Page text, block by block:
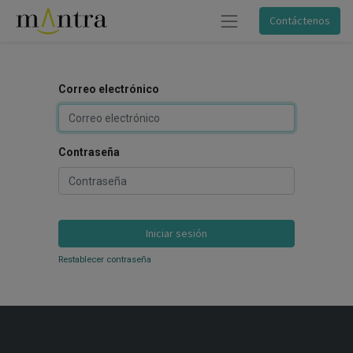
Contáctenos
Correo electrónico
Contraseña
Iniciar sesión
Restablecer contraseña